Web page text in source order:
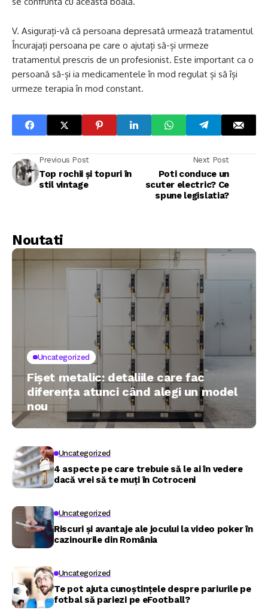
V. Asigurați-vă că persoana depresată urmează tratamentul
Încurajați persoana pe care o ajutați să-și urmeze
tratamentul prescris de un profesionist. Este important ca o
persoană să-și ia medicamentele în mod regulat și să își
urmeze terapia în mod constant.
Previous Post
Top rochii și topuri în
stil vintage
Next Post
Poti conduce un
scuter electric? Ce
spune legislatia?
Noutati
Uncategorized
Fișet metalic: detaliile care fac
diferența atunci când alegi un model
nou
Uncategorized
4 aspecte pe care trebuie să le ai în vedere
dacă vrei să te muți în Cotroceni
Uncategorized
Riscuri și avantaje ale jocului la video poker în
cazinourile din România
Uncategorized
Te pot ajuta cunoștințele despre pariurile pe
fotbal să pariezi pe eFootball?